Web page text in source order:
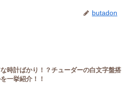
butadon
時計ばかり！？チューダーの白文字盤搭
一挙紹介！！